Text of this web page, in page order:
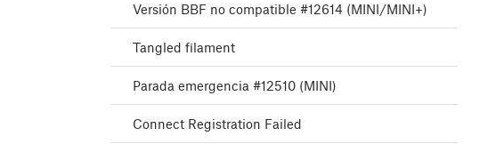
Versión BBF no compatible #12614 (MINI/MINI+)
Tangled filament
Parada emergencia #12510 (MINI)
Connect Registration Failed